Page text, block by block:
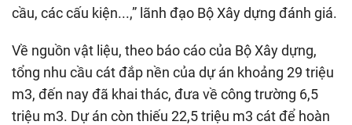
cầu, các cấu kiện...,” lãnh đạo Bộ Xây dựng đánh giá.
Về nguồn vật liệu, theo báo cáo của Bộ Xây dựng,
tổng nhu cầu cát đắp nền của dự án khoảng 29 triệu
m3, đến nay đã khai thác, đưa về công trường 6,5
triệu m3. Dự án còn thiếu 22,5 triệu m3 cát để hoàn